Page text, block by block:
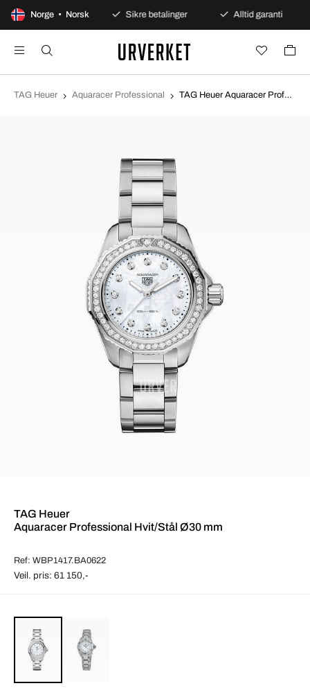
Norge • Norsk
dagers åpent kjøp Sikre betalinger Alltid garanti
TAG Heuer Aquaracer Professional TAG Heuer Aquaracer Professional Hvit/Stål Ø30 mm WBP1417.BA0622
TAG Heuer
Aquaracer Professional Hvit/Stål Ø30 mm
Ref: WBP1417.BA0622
Veil. pris: 61 150,-